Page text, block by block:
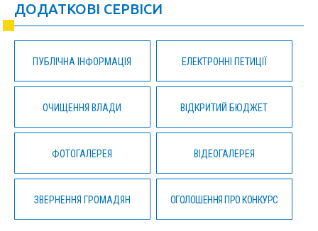
ДОДАТКОВІ СЕРВІСИ
ПУБЛІЧНА ІНФОРМАЦІЯ ЕЛЕКТРОННІ ПЕТИЦІЇ
ОЧИЩЕННЯ ВЛАДИ ВІДКРИТИЙ БЮДЖЕТ
ФОТОГАЛЕРЕЯ ВІДЕОГАЛЕРЕЯ
ЗВЕРНЕННЯ ГРОМАДЯН ОГОЛОШЕННЯ ПРО КОНКУРС